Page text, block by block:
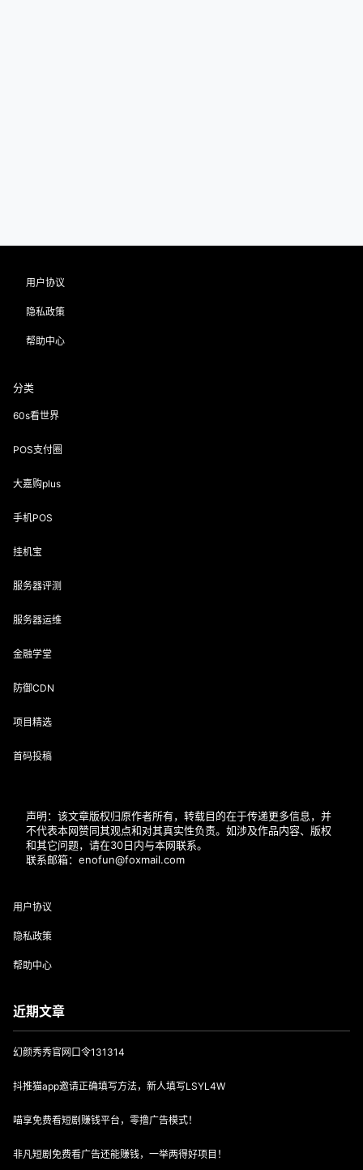
用户协议
隐私政策
帮助中心
分类
60s看世界
POS支付圈
大嘉购plus
手机POS
挂机宝
服务器评测
服务器运维
金融学堂
防御CDN
项目精选
首码投稿
声明：该文章版权归原作者所有，转载目的在于传递更多信息，并
不代表本网赞同其观点和对其真实性负责。如涉及作品内容、版权
和其它问题，请在30日内与本网联系。
联系邮箱：enofun@foxmail.com
用户协议
隐私政策
帮助中心
近期文章
幻颜秀秀官网口令131314
抖推猫app邀请正确填写方法，新人填写LSYL4W
喵享免费看短剧赚钱平台，零撸广告模式！
非凡短剧免费看广告还能赚钱，一举两得好项目！